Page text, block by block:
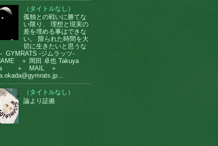
（タイトルなし）
孤独との戦いに勝てな
い限り、 理想と現実の
差を埋める事はできな
い。 限られた時間を大
切に生きたいと思うな
GYMRATS -ジムラッツ-
＋ 岡田 卓也 Takuya
＋ MAIL ＋
（タイトルなし）
論より証拠